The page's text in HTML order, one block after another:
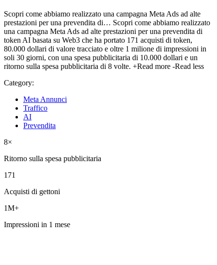
Scopri come abbiamo realizzato una campagna Meta Ads ad alte
prestazioni per una prevendita di… Scopri come abbiamo realizzato
una campagna Meta Ads ad alte prestazioni per una prevendita di
token AI basata su Web3 che ha portato 171 acquisti di token,
80.000 dollari di valore tracciato e oltre 1 milione di impressioni in
soli 30 giorni, con una spesa pubblicitaria di 10.000 dollari e un
ritorno sulla spesa pubblicitaria di 8 volte. +Read more -Read less
Category:
Meta Annunci
Traffico
AI
Prevendita
8×
Ritorno sulla spesa pubblicitaria
171
Acquisti di gettoni
1M+
Impressioni in 1 mese